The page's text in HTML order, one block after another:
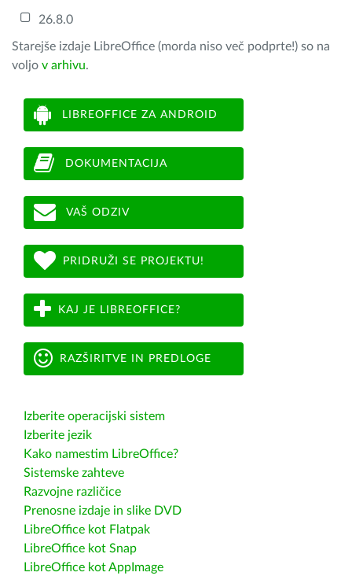
26.8.0
Starejše izdaje LibreOffice (morda niso več podprte!) so na
voljo v arhivu.
LIBREOFFICE ZA ANDROID
DOKUMENTACIJA
VAŠ ODZIV
PRIDRUŽI SE PROJEKTU!
KAJ JE LIBREOFFICE?
RAZŠIRITVE IN PREDLOGE
Izberite operacijski sistem
Izberite jezik
Kako namestim LibreOffice?
Sistemske zahteve
Razvojne različice
Prenosne izdaje in slike DVD
LibreOffice kot Flatpak
LibreOffice kot Snap
LibreOffice kot AppImage